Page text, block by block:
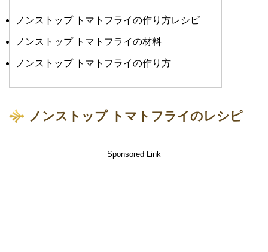
ノンストップ トマトフライの作り方レシピ
ノンストップ トマトフライの材料
ノンストップ トマトフライの作り方
ノンストップ トマトフライのレシピ
Sponsored Link